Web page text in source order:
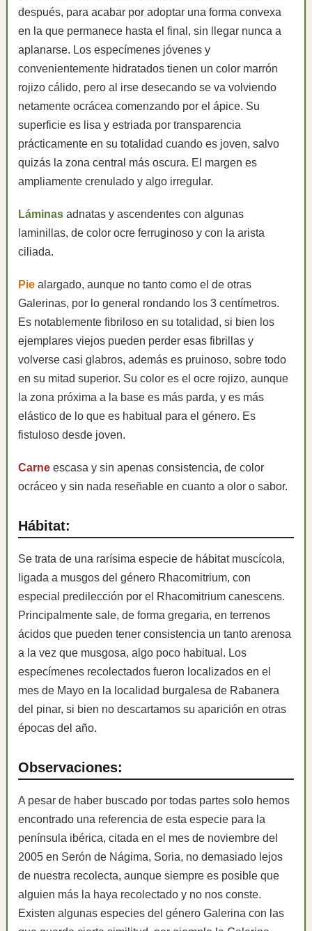
después, para acabar por adoptar una forma convexa
en la que permanece hasta el final, sin llegar nunca a
aplanarse. Los especímenes jóvenes y
convenientemente hidratados tienen un color marrón
rojizo cálido, pero al irse desecando se va volviendo
netamente ocrácea comenzando por el ápice. Su
superficie es lisa y estriada por transparencia
prácticamente en su totalidad cuando es joven, salvo
quizás la zona central más oscura. El margen es
ampliamente crenulado y algo irregular.
Láminas adnatas y ascendentes con algunas
laminillas, de color ocre ferruginoso y con la arista
ciliada.
Pie alargado, aunque no tanto como el de otras
Galerinas, por lo general rondando los 3 centímetros.
Es notablemente fibriloso en su totalidad, si bien los
ejemplares viejos pueden perder esas fibrillas y
volverse casi glabros, además es pruinoso, sobre todo
en su mitad superior. Su color es el ocre rojizo, aunque
la zona próxima a la base es más parda, y es más
elástico de lo que es habitual para el género. Es
fistuloso desde joven.
Carne escasa y sin apenas consistencia, de color
ocráceo y sin nada reseñable en cuanto a olor o sabor.
Hábitat:
Se trata de una rarísima especie de hábitat muscícola,
ligada a musgos del género Rhacomitrium, con
especial predilección por el Rhacomitrium canescens.
Principalmente sale, de forma gregaria, en terrenos
ácidos que pueden tener consistencia un tanto arenosa
a la vez que musgosa, algo poco habitual. Los
especímenes recolectados fueron localizados en el
mes de Mayo en la localidad burgalesa de Rabanera
del pinar, si bien no descartamos su aparición en otras
épocas del año.
Observaciones:
A pesar de haber buscado por todas partes solo hemos
encontrado una referencia de esta especie para la
península ibérica, citada en el mes de noviembre del
2005 en Serón de Nágima, Soria, no demasiado lejos
de nuestra recolecta, aunque siempre es posible que
alguien más la haya recolectado y no nos conste.
Existen algunas especies del género Galerina con las